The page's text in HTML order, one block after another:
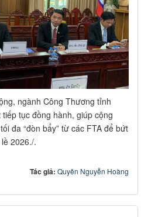
ngành Công Thương tỉnh
tục đồng hành, giúp cộng
đa “đòn bẩy” từ các FTA để bứt
2026./.
Tác giả: Quyên Nguyễn Hoàng